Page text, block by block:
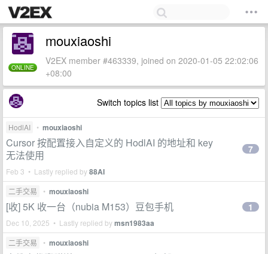
ONLINE
mouxiaoshi
V2EX member #463339, joined on 2020-01-05 22:02:06
+08:00
Switch topics list
HodlAI • mouxiaoshi
Cursor 按配置接入自定义的 HodlAI 的地址和 key
无法使用
Feb 3 • Lastly replied by88AI
7
二手交易 • mouxiaoshi
[收] 5K 收一台（nubia M153）豆包手机
Dec 10, 2025 • Lastly replied bymsn1983aa
1
二手交易 • mouxiaoshi